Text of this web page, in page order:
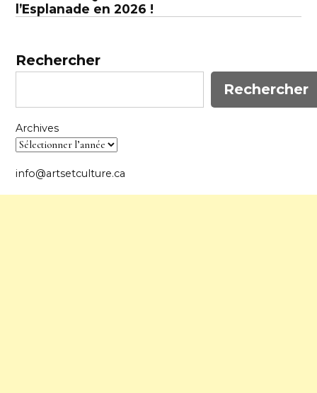
l’Esplanade en 2026 !
Rechercher
Rechercher
Archives
info@artsetculture.ca